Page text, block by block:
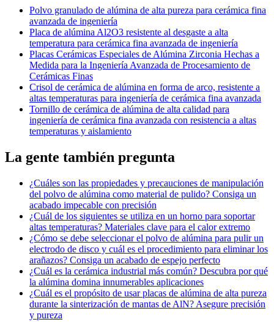
Polvo granulado de alúmina de alta pureza para cerámica fina
avanzada de ingeniería
Placa de alúmina Al2O3 resistente al desgaste a alta
temperatura para cerámica fina avanzada de ingeniería
Placas Cerámicas Especiales de Alúmina Zirconia Hechas a
Medida para la Ingeniería Avanzada de Procesamiento de
Cerámicas Finas
Crisol de cerámica de alúmina en forma de arco, resistente a
altas temperaturas para ingeniería de cerámica fina avanzada
Tornillo de cerámica de alúmina de alta calidad para
ingeniería de cerámica fina avanzada con resistencia a altas
temperaturas y aislamiento
La gente también pregunta
¿Cuáles son las propiedades y precauciones de manipulación
del polvo de alúmina como material de pulido? Consiga un
acabado impecable con precisión
¿Cuál de los siguientes se utiliza en un horno para soportar
altas temperaturas? Materiales clave para el calor extremo
¿Cómo se debe seleccionar el polvo de alúmina para pulir un
electrodo de disco y cuál es el procedimiento para eliminar los
arañazos? Consiga un acabado de espejo perfecto
¿Cuál es la cerámica industrial más común? Descubra por qué
la alúmina domina innumerables aplicaciones
¿Cuál es el propósito de usar placas de alúmina de alta pureza
durante la sinterización de mantas de AlN? Asegure precisión
y pureza